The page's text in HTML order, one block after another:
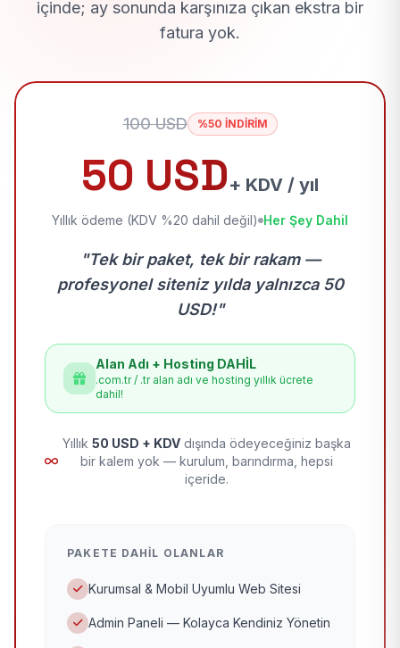
içinde; ay sonunda karşınıza çıkan ekstra bir
fatura yok.
100 USD %50 İNDİRİM
50 USD+ KDV / yıl
Yıllık ödeme (KDV %20 dahil değil) Her Şey Dahil
"Tek bir paket, tek bir rakam —
profesyonel siteniz yılda yalnızca 50
USD!"
Alan Adı + Hosting DAHİL
.com.tr / .tr alan adı ve hosting yıllık ücrete
dahil!
Yıllık 50 USD + KDV dışında ödeyeceğiniz başka
bir kalem yok — kurulum, barındırma, hepsi
içeride.
PAKETE DAHIL OLANLAR
Kurumsal & Mobil Uyumlu Web Sitesi
Admin Paneli — Kolayca Kendiniz Yönetin